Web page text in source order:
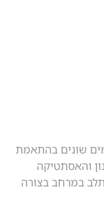
שונים בהתאמת
והאסתטיקה
במרחב בצורה